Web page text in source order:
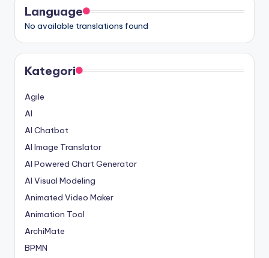
Language
No available translations found
Kategori
Agile
AI
AI Chatbot
AI Image Translator
AI Powered Chart Generator
AI Visual Modeling
Animated Video Maker
Animation Tool
ArchiMate
BPMN